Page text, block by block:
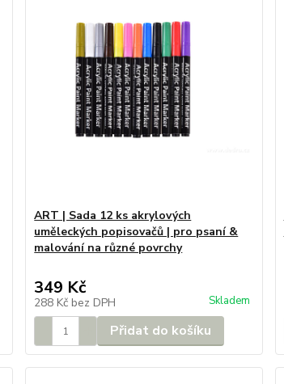
ART | Sada 12 ks akrylových
uměleckých popisovačů | pro psaní &
malování na různé povrchy
349 Kč
288 Kč bez DPH Skladem
Přidat do košíku